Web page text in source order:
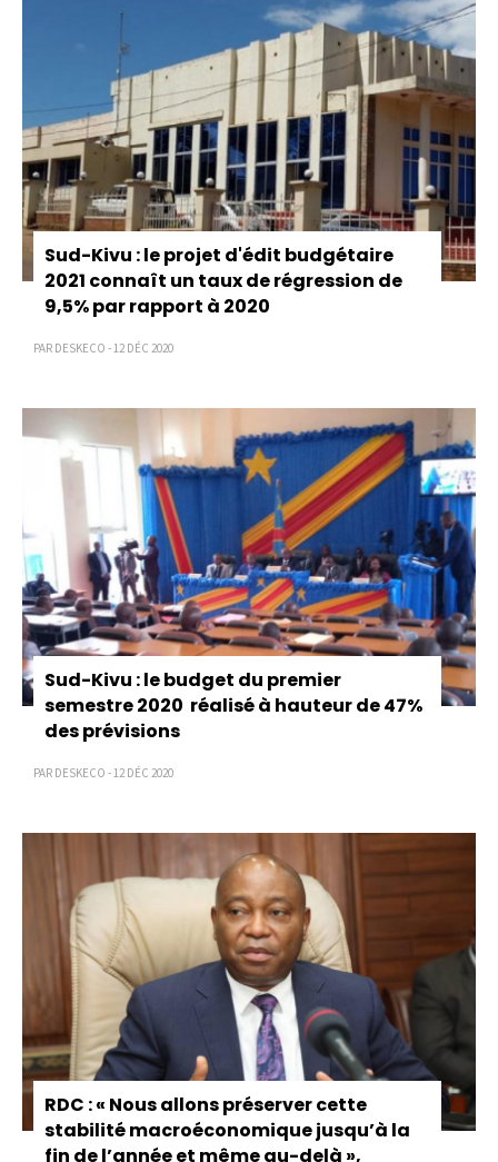
Sud-Kivu : le projet d'édit budgétaire
2021 connaît un taux de régression de
9,5% par rapport à 2020
PAR DESKECO - 12 DÉC 2020
Sud-Kivu : le budget du premier
semestre 2020 réalisé à hauteur de 47%
des prévisions
PAR DESKECO - 12 DÉC 2020
RDC : « Nous allons préserver cette
stabilité macroéconomique jusqu’à la
fin de l’année et même au-delà »,